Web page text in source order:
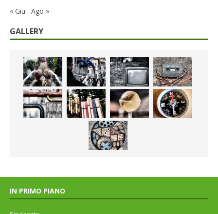
« Giu Ago »
GALLERY
IN PRIMO PIANO